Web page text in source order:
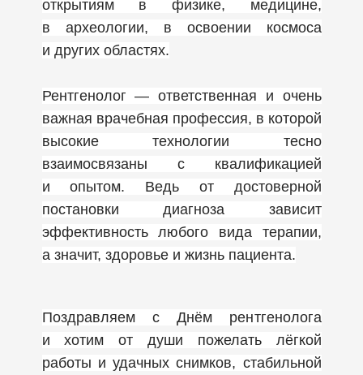
открытиям в физике, медицине,
в археологии, в освоении космоса
и других областях.
Рентгенолог — ответственная и очень
важная врачебная профессия, в которой
высокие технологии тесно
взаимосвязаны с квалификацией
и опытом. Ведь от достоверной
постановки диагноза зависит
эффективность любого вида терапии,
а значит, здоровье и жизнь пациента.
Поздравляем с Днём рентгенолога
и хотим от души пожелать лёгкой
работы и удачных снимков, стабильной